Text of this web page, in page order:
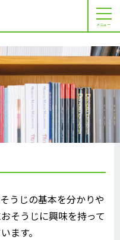
メニュー
うじの基本を分かりや
そうじに興味を持って
ます。